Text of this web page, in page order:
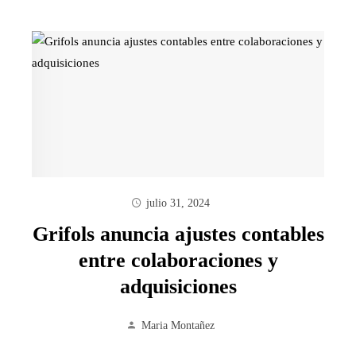
julio 31, 2024
Grifols anuncia ajustes contables
entre colaboraciones y
adquisiciones
Maria Montañez